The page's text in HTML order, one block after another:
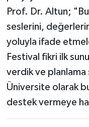
Prof. Dr. Altun;
seslerini, değerlerini
yoluyla ifade
Festival fikri ilk
verdik ve planlama
Üniversite olarak
destek vermeye